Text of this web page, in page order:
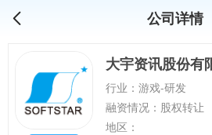
公司详情
大宇资讯股份有
行业：游戏-研发
融资情况：股权转让
地区：